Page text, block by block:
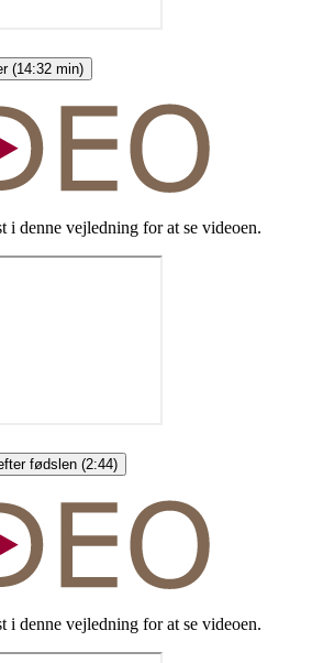
(14:32 min)
i denne vejledning for at se videoen.
fødslen (2:44)
i denne vejledning for at se videoen.